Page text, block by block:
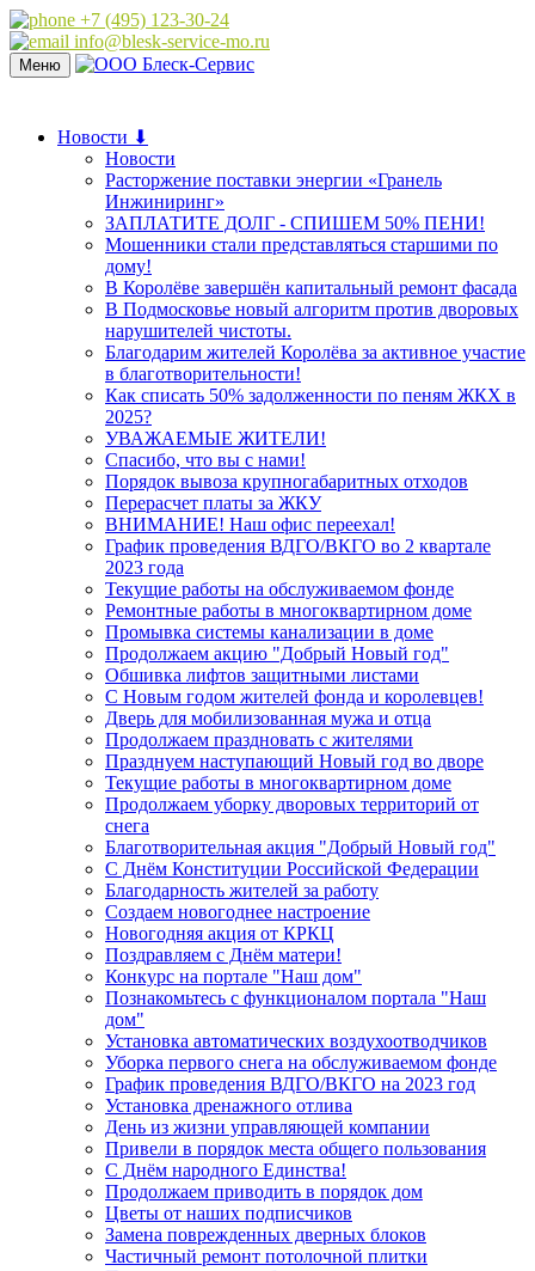
+7 (495) 123-30-24
info@blesk-service-mo.ru
Меню
Новости ⬇
Новости
Расторжение поставки энергии «Гранель
Инжиниринг»
ЗАПЛАТИТЕ ДОЛГ - СПИШЕМ 50% ПЕНИ!
Мошенники стали представляться старшими по
дому!
В Королёве завершён капитальный ремонт фасада
В Подмосковье новый алгоритм против дворовых
нарушителей чистоты.
Благодарим жителей Королёва за активное участие
в благотворительности!
Как списать 50% задолженности по пеням ЖКХ в
2025?
УВАЖАЕМЫЕ ЖИТЕЛИ!
Спасибо, что вы с нами!
Порядок вывоза крупногабаритных отходов
Перерасчет платы за ЖКУ
ВНИМАНИЕ! Наш офис переехал!
График проведения ВДГО/ВКГО во 2 квартале
2023 года
Текущие работы на обслуживаемом фонде
Ремонтные работы в многоквартирном доме
Промывка системы канализации в доме
Продолжаем акцию "Добрый Новый год"
Обшивка лифтов защитными листами
C Новым годом жителей фонда и королевцев!
Дверь для мобилизованная мужа и отца
Продолжаем праздновать с жителями
Празднуем наступающий Новый год во дворе
Текущие работы в многоквартирном доме
Продолжаем уборку дворовых территорий от
снега
Благотворительная акция "Добрый Новый год"
С Днём Конституции Российской Федерации
Благодарность жителей за работу
Создаем новогоднее настроение
Новогодняя акция от КРКЦ
Поздравляем с Днём матери!
Конкурс на портале "Наш дом"
Познакомьтесь с функционалом портала "Наш
дом"
Установка автоматических воздухоотводчиков
Уборка первого снега на обслуживаемом фонде
График проведения ВДГО/ВКГО на 2023 год
Установка дренажного отлива
День из жизни управляющей компании
Привели в порядок места общего пользования
С Днём народного Единства!
Продолжаем приводить в порядок дом
Цветы от наших подписчиков
Замена поврежденных дверных блоков
Частичный ремонт потолочной плитки